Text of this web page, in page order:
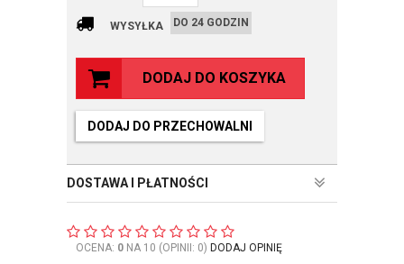
WYSYŁKA DO 24 GODZIN
DODAJ DO KOSZYKA
DODAJ DO PRZECHOWALNI
DOSTAWA I PŁATNOŚCI
OCENA: 0 NA 10 (OPINII: 0) DODAJ OPINIĘ